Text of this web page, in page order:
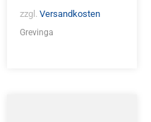
zzgl. Versandkosten
Grevinga